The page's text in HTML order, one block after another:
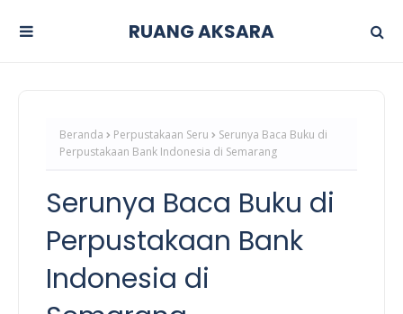
RUANG AKSARA
Beranda Perpustakaan Seru
Serunya Baca Buku di
Perpustakaan Bank Indonesia di Semarang
Serunya Baca Buku di
Perpustakaan Bank
Indonesia di